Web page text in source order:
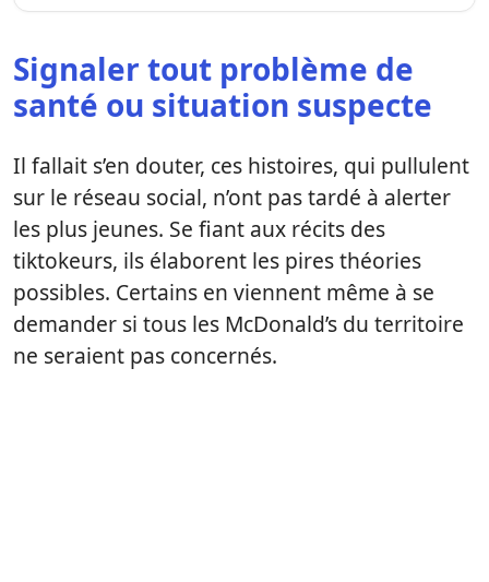
Signaler tout problème de
santé ou situation suspecte
Il fallait s’en douter, ces histoires, qui pullulent
sur le réseau social, n’ont pas tardé à alerter
les plus jeunes. Se fiant aux récits des
tiktokeurs, ils élaborent les pires théories
possibles. Certains en viennent même à se
demander si tous les McDonald’s du territoire
ne seraient pas concernés.